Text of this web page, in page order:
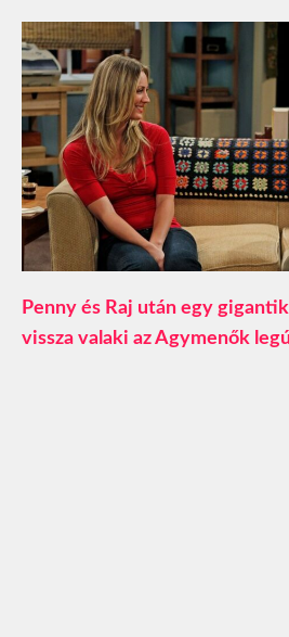
Penny és Raj után egy
vissza valaki az Agymenők